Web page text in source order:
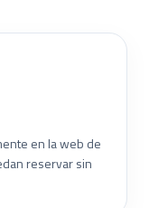
en la web de
reservar sin